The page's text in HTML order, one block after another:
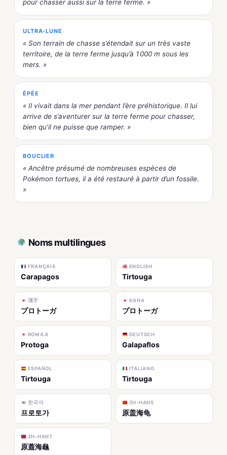
pour chasser aussi sur la terre ferme. »
ULTRA-LUNE
« Son terrain de chasse s’étendait sur un très vaste
territoire, de la terre ferme jusqu’à 1 000 m sous les
mers. »
ÉPÉE
« Il vivait dans la mer pendant l’ère préhistorique. Il lui
arrive de s’aventurer sur la terre ferme pour chasser,
bien qu’il ne puisse que ramper. »
BOUCLIER
« Ancêtre présumé de nombreuses espèces de
Pokémon tortues, il a été restauré à partir d’un fossile.
»
Noms multilingues
FRANÇAIS
Carapagos
ENGLISH
Tirtouga
漢字
プロトーガ
KANA
プロトーガ
ROMAJI
Protoga
DEUTSCH
Galapaflos
ESPAÑOL
Tirtouga
ITALIANO
Tirtouga
한국어
프로토가
ZH-HANS
原盖海龟
ZH-HANT
原蓋海龜